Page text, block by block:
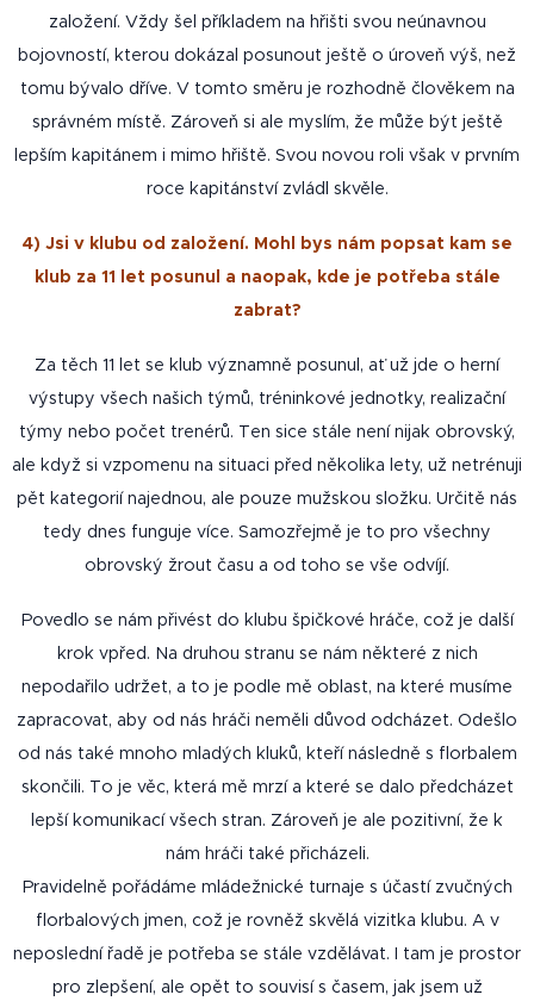
založení. Vždy šel příkladem na hřišti svou neúnavnou
bojovností, kterou dokázal posunout ještě o úroveň výš, než
tomu bývalo dříve. V tomto směru je rozhodně člověkem na
správném místě. Zároveň si ale myslím, že může být ještě
lepším kapitánem i mimo hřiště. Svou novou roli však v prvním
roce kapitánství zvládl skvěle.
4) Jsi v klubu od založení. Mohl bys nám popsat kam se
klub za 11 let posunul a naopak, kde je potřeba stále
zabrat?
Za těch 11 let se klub významně posunul, ať už jde o herní
výstupy všech našich týmů, tréninkové jednotky, realizační
týmy nebo počet trenérů. Ten sice stále není nijak obrovský,
ale když si vzpomenu na situaci před několika lety, už netrénuji
pět kategorií najednou, ale pouze mužskou složku. Určitě nás
tedy dnes funguje více. Samozřejmě je to pro všechny
obrovský žrout času a od toho se vše odvíjí.
Povedlo se nám přivést do klubu špičkové hráče, což je další
krok vpřed. Na druhou stranu se nám některé z nich
nepodařilo udržet, a to je podle mě oblast, na které musíme
zapracovat, aby od nás hráči neměli důvod odcházet. Odešlo
od nás také mnoho mladých kluků, kteří následně s florbalem
skončili. To je věc, která mě mrzí a které se dalo předcházet
lepší komunikací všech stran. Zároveň je ale pozitivní, že k
nám hráči také přicházeli.
Pravidelně pořádáme mládežnické turnaje s účastí zvučných
florbalových jmen, což je rovněž skvělá vizitka klubu. A v
neposlední řadě je potřeba se stále vzdělávat. I tam je prostor
pro zlepšení, ale opět to souvisí s časem, jak jsem už